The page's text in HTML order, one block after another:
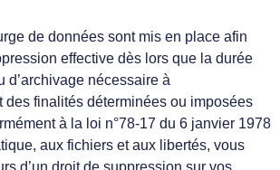
de données sont mis en place afin
effective dès lors que la durée
d’archivage nécessaire à
des finalités déterminées ou imposées
à la loi n°78-17 du 6 janvier 1978
aux fichiers et aux libertés, vous
d’un droit de suppression sur vos